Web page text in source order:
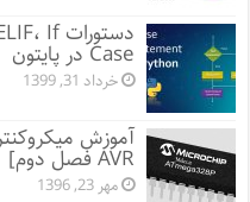
Case در پایتون
خرداد 31, 1399
AVR فصل دوم]
مهر 23, 1396